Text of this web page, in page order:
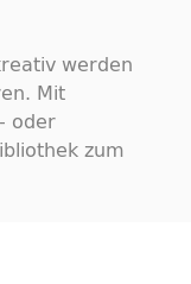
werden
Mit
oder
zum